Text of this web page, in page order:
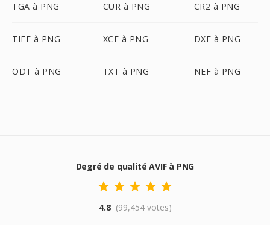
TGA à PNG CUR à PNG CR2 à PNG
TIFF à PNG XCF à PNG DXF à PNG
ODT à PNG TXT à PNG NEF à PNG
Degré de qualité AVIF à PNG
4.8 (99,454 votes)